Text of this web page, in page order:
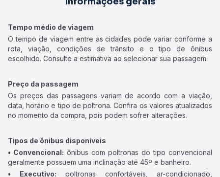
Tempo médio de viagem
O tempo de viagem entre as cidades pode variar conforme a
rota, viação, condições de trânsito e o tipo de ônibus
escolhido. Consulte a estimativa ao selecionar sua passagem.
Preço da passagem
Os preços das passagens variam de acordo com a viação,
data, horário e tipo de poltrona. Confira os valores atualizados
no momento da compra, pois podem sofrer alterações.
Tipos de ônibus disponíveis
• Convencional: ônibus com poltronas do tipo convencional
geralmente possuem uma inclinação até 45º e banheiro.
• Executivo: poltronas confortáveis, ar-condicionado,